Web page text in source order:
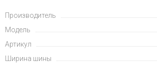
Производитель
Модель
Артикул
Ширина шины